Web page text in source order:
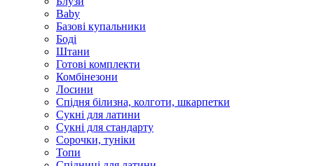
Baby
Базові купальники
Боді
Штани
Готові комплекти
Комбінезони
Лосини
Спідня білизна, колготи, шкарпетки
Сукні для латини
Сукні для стандарту
Сорочки, туніки
Топи